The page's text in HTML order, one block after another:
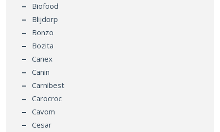
Biofood
Blijdorp
Bonzo
Bozita
Canex
Canin
Carnibest
Carocroc
Cavom
Cesar